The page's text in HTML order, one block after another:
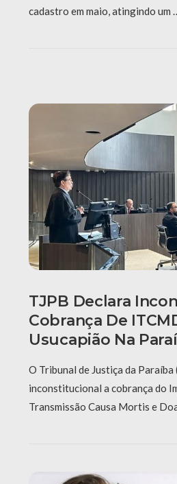
cadastro em maio, atingindo um
TJPB Declara
Cobrança De
Usucapião Na
O Tribunal de Justiça da Paraíba
inconstitucional a cobrança do
Transmissão Causa Mortis e